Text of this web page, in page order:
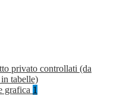
privato controllati (da
tabelle)
grafica 1